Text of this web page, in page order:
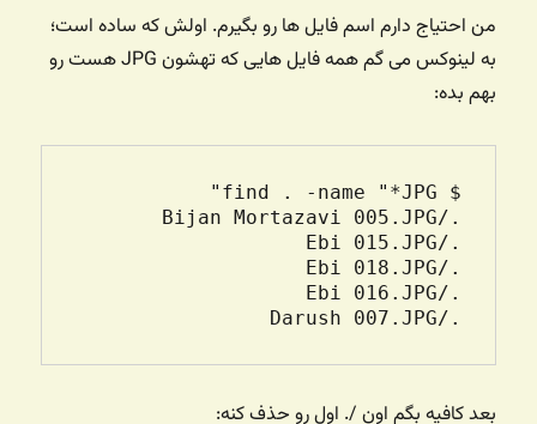
من احتیاج دارم اسم فایل ها رو بگیرم. اولش که ساده است؛
به لینوکس می گم همه فایل هایی که تهشون JPG هست رو
بهم بده:
./Darush 007.JPG
بعد کافیه بگم اون /. اول رو حذف کنه: